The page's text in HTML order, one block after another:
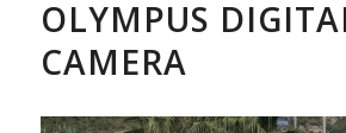
OLYMPUS
CAMERA